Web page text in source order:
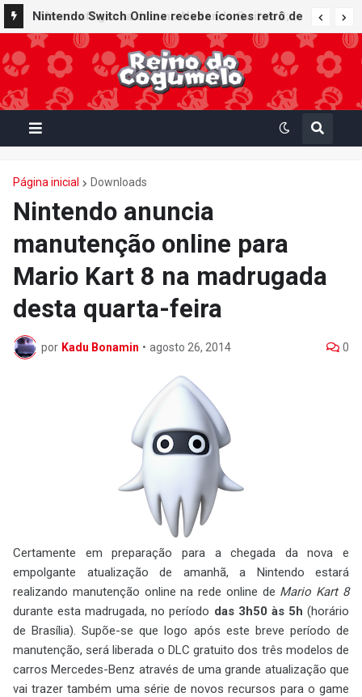
Nintendo Switch Online recebe ícones retrô de
Mario Paint (SNES) e Mario Kart: Super Circuit
(GBA)
Página inicial Downloads
Nintendo anuncia
manutenção online para
Mario Kart 8 na madrugada
desta quarta-feira
por Kadu Bonamin • agosto 26, 2014 0
Certamente em preparação para a chegada da nova e
empolgante atualização de amanhã, a Nintendo estará
realizando manutenção online na rede online de Mario Kart 8
durante esta madrugada, no período das 3h50 às 5h (horário
de Brasília). Supõe-se que logo após este breve período de
manutenção, será liberada o DLC gratuito dos três modelos de
carros Mercedes-Benz através de uma grande atualização que
vai trazer também uma série de novos recursos para o game